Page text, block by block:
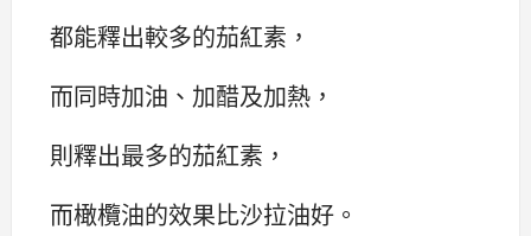
都能釋出較多的茄紅素，
而同時加油、加醋及加熱，
則釋出最多的茄紅素，
而橄欖油的效果比沙拉油好。